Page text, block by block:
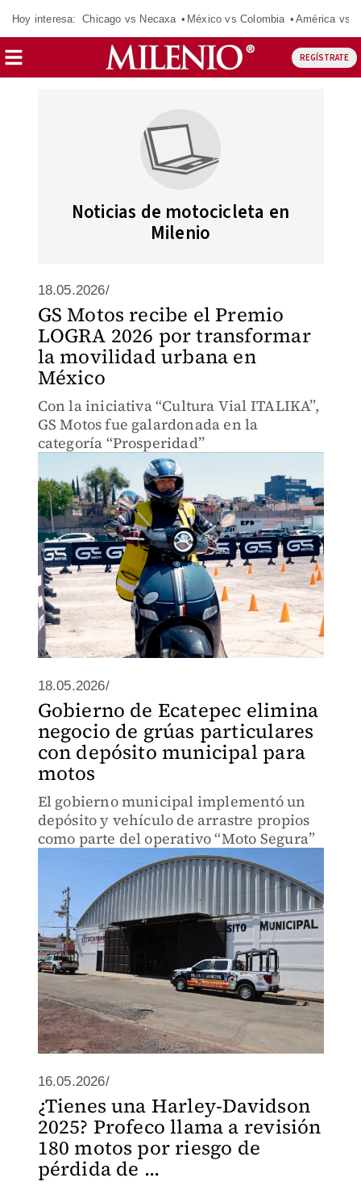
Hoy interesa: Chicago vs Necaxa México vs Colombia América vs
REGÍSTRATE
Noticias de motocicleta en
Milenio
18.05.2026/
GS Motos recibe el Premio
LOGRA 2026 por transformar
la movilidad urbana en
México
Con la iniciativa “Cultura Vial ITALIKA”,
GS Motos fue galardonada en la
categoría “Prosperidad”
18.05.2026/
Gobierno de Ecatepec elimina
negocio de grúas particulares
con depósito municipal para
motos
El gobierno municipal implementó un
depósito y vehículo de arrastre propios
como parte del operativo “Moto Segura”
16.05.2026/
¿Tienes una Harley-Davidson
2025? Profeco llama a revisión
180 motos por riesgo de
pérdida de ...